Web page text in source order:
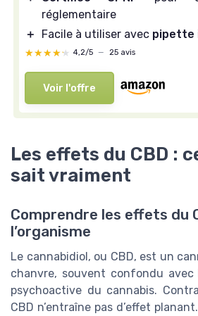
réglementaire
＋
Facile à utiliser avec pipette
★★★★★
★★★★★ 4,2/5 — 25 avis
Voir l'offre
Les effets du CBD :
sait vraiment
Comprendre les effets du
l’organisme
Le cannabidiol, ou CBD, est un
chanvre, souvent confondu avec
psychoactive du cannabis.
CBD n’entraîne pas d’effet